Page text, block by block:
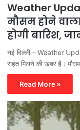
Weather
मौसम होने
होगी बारिश,
नई दिल्ली – Weather
राहत मिलने की खबर है।
Read More »